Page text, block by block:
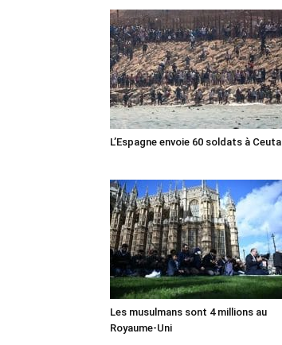
L’Espagne envoie 60 soldats à Ceuta
Les musulmans sont 4 millions au
Royaume-Uni